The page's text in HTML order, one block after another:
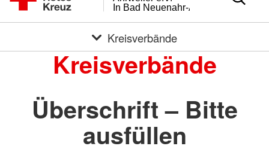
In Bad Neuenahr-Ahrweiler
Kreisverbände
Kreisverbände
Überschrift – Bitte
ausfüllen